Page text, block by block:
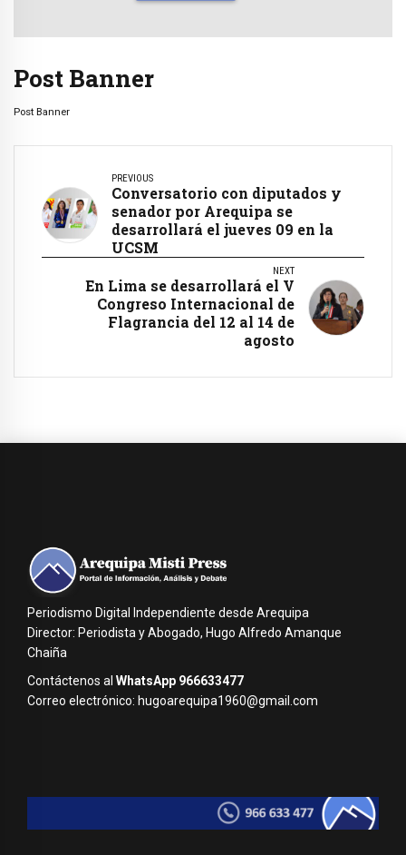
Post Banner
Post Banner
PREVIOUS
Conversatorio con diputados y
senador por Arequipa se
desarrollará el jueves 09 en la
UCSM
NEXT
En Lima se desarrollará el V
Congreso Internacional de
Flagrancia del 12 al 14 de
agosto
Periodismo Digital Independiente desde Arequipa
Director: Periodista y Abogado, Hugo Alfredo Amanque
Chaiña
Contáctenos al WhatsApp 966633477
Correo electrónico: hugoarequipa1960@gmail.com